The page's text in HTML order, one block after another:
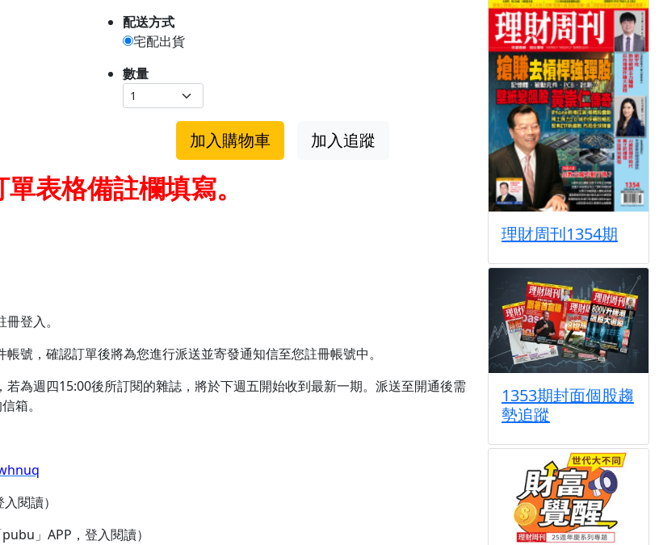
配送方式
宅配出貨
數量
加入購物車 加入追蹤
表格備註欄填寫。
登入。
號，確認訂單後將為您進行派送並寄發通知信至您註冊帳號中。
為週四15:00後所訂閱的雜誌，將於下週五開始收到最新一期。派送至開通後需
箱。
閱讀）
」APP，登入閱讀）
理財周刊1354期
1353期封面個股趨
勢追蹤